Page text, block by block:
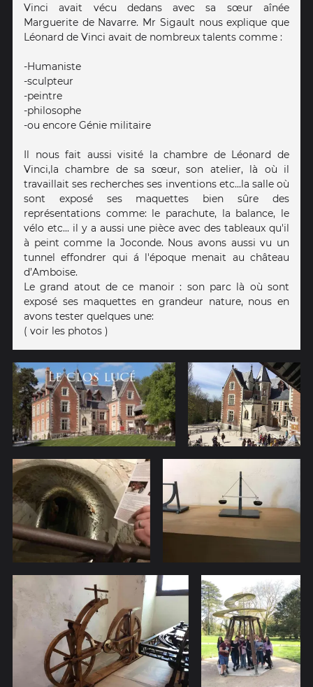
Vinci avait vécu dedans avec sa sœur aînée
Marguerite de Navarre. Mr Sigault nous explique que
Léonard de Vinci avait de nombreux talents comme :
-Humaniste
-sculpteur
-peintre
-philosophe
-ou encore Génie militaire
Il nous fait aussi visité la chambre de Léonard de
Vinci,la chambre de sa sœur, son atelier, là où il
travaillait ses recherches ses inventions etc...la salle où
sont exposé ses maquettes bien sûre des
représentations comme: le parachute, la balance, le
vélo etc... il y a aussi une pièce avec des tableaux qu'il
à peint comme la Joconde. Nous avons aussi vu un
tunnel effondrer qui á l'époque menait au château
d’Amboise.
Le grand atout de ce manoir : son parc là où sont
exposé ses maquettes en grandeur nature, nous en
avons tester quelques une:
( voir les photos )